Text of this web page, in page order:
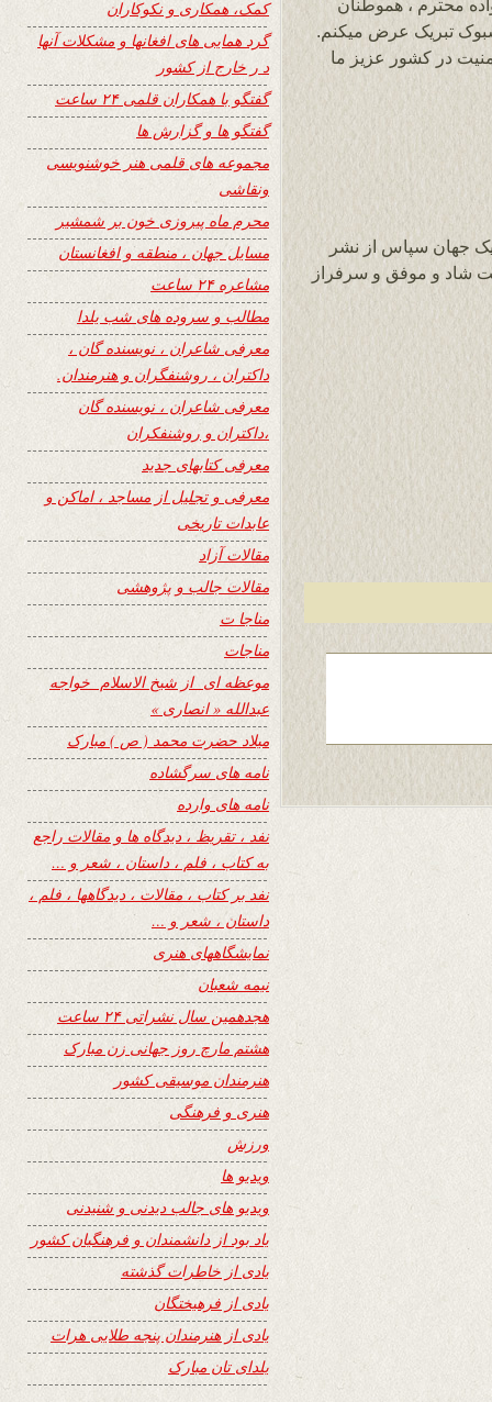
، خانواده محترم ، هموطنان
تبریک عرض میکنم.
در کشور عزیز ما
جهان سپاس از نشر
سایت زیبا و پرمحتوای 24 ساعت شاد و موفق و سرفراز
کمک، همکاری و نکوکاران
گرد همایی های افغانها و مشکلات آنها
د ر خارج از کشور
گفتگو با همکاران قلمی ۲۴ ساعت
گفتگو ها و گزارش ها
مجموعه های قلمی هنر خوشنویسی
ونقاشی
محرم ماه پیروزی خون بر شمشیر
مسایل جهان ، منطقه و افغانستان
مشاعره ۲۴ ساعت
مطالب و سروده های شب یلدا
معرفی شاعران ، نویسنده گان ،
داکتران ، روشنفگران و هنرمندان.
معرفی شاعران ، نویسنده گان
،داکتران و روشنفکران
معرفی کتابهای جدید
معرفی و تجلیل از مساجد ، اماکن و
عابدات تاریخی
مقالات آزاد
مقالات جالب و پژوهشی
مناجا ت
مناجات
موعظه ای از شیخ الاسلام خواجه
عبدالله « انصاری »
میلاد حضرت محمد ( ص ) مبارک
نامه های سرگشاده
نامه های وارده
نفد ، تقریظ ، دیدگاه ها و مقالات راجع
به کتاب ، فلم ، داستان ، شعر و …
نفد بر کتاب ، مقالات ، دیدگاهها ، فلم ،
داستان ، شعر و …
نمایشگاههای هنری
نیمه شعبان
هجدهمین سال نشراتی ۲۴ ساعت
هشتم مارچ روز جهانی زن مبارک
هنرمندان موسیقی کشور
هنری و فرهنگی
ورزش
ویدیو ها
ویدیو های جالب دیدنی و شنیدنی
یاد بود از دانشمندان و فرهنگیان کشور
یادی از خاطرات گذشته
یادی از فرهیختگان
یادی از هنرمندان پنجه طلایی هرات
یلدای تان مبارک